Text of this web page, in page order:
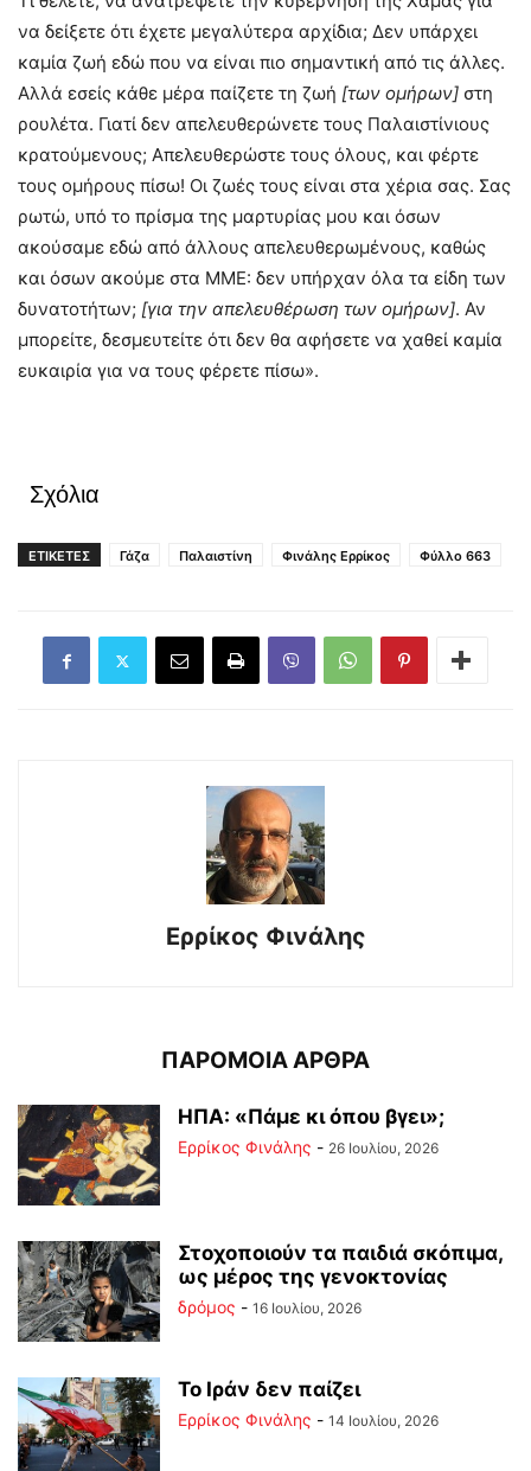
να δείξετε ότι έχετε μεγαλύτερα αρχίδια; Δεν υπάρχει
καμία ζωή εδώ που να είναι πιο σημαντική από τις άλλες.
Αλλά εσείς κάθε μέρα παίζετε τη ζωή [των ομήρων] στη
ρουλέτα. Γιατί δεν απελευθερώνετε τους Παλαιστίνιους
κρατούμενους; Απελευθερώστε τους όλους, και φέρτε
τους ομήρους πίσω! Οι ζωές τους είναι στα χέρια σας. Σας
ρωτώ, υπό το πρίσμα της μαρτυρίας μου και όσων
ακούσαμε εδώ από άλλους απελευθερωμένους, καθώς
και όσων ακούμε στα ΜΜΕ: δεν υπήρχαν όλα τα είδη των
δυνατοτήτων; [για την απελευθέρωση των ομήρων]. Αν
μπορείτε, δεσμευτείτε ότι δεν θα αφήσετε να χαθεί καμία
ευκαιρία για να τους φέρετε πίσω».
Σχόλια
ΕΤΙΚΕΤΕΣ Γάζα Παλαιστίνη Φινάλης Ερρίκος Φύλλο 663
Ερρίκος Φινάλης
ΠΑΡΟΜΟΙΑ ΑΡΘΡΑ
ΗΠΑ: «Πάμε κι όπου βγει»;
Ερρίκος Φινάλης - 26 Ιουλίου, 2026
Στοχοποιούν τα παιδιά σκόπιμα,
ως μέρος της γενοκτονίας
δρόμος - 16 Ιουλίου, 2026
Το Ιράν δεν παίζει
Ερρίκος Φινάλης - 14 Ιουλίου, 2026